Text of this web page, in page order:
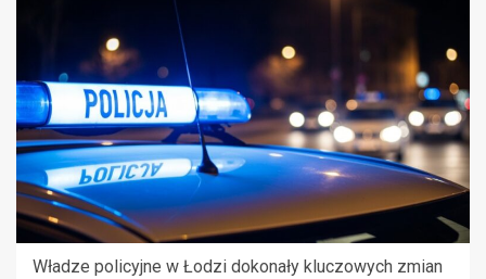
Władze policyjne w Łodzi dokonały kluczowych zmian